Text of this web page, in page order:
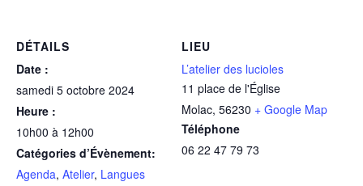
DÉTAILS
Date :
samedi 5 octobre 2024
Heure :
10h00 à 12h00
Catégories d’Évènement:
Agenda, Atelier, Langues
LIEU
L’atelier des lucioles
11 place de l'Église
Molac, 56230 + Google Map
Téléphone
06 22 47 79 73